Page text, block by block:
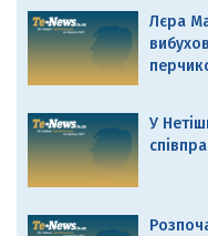
Лєра
У